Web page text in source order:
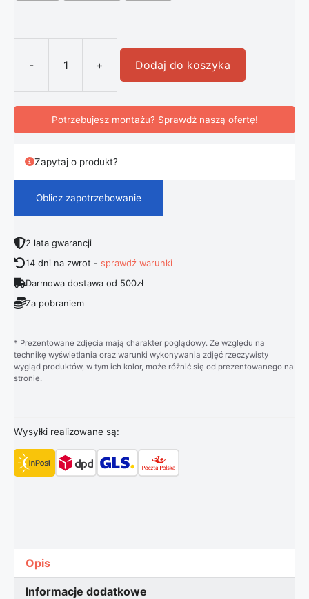
-
ilość Elegancka Lampa Ścienna
+ Dodaj do koszyka
Potrzebujesz montażu? Sprawdź naszą ofertę!
Zapytaj o produkt?
Oblicz zapotrzebowanie
2 lata gwarancji
14 dni na zwrot -sprawdź warunki
Darmowa dostawa od 500zł
Za pobraniem
* Prezentowane zdjęcia mają charakter poglądowy. Ze względu na
technikę wyświetlania oraz warunki wykonywania zdjęć rzeczywisty
wygląd produktów, w tym ich kolor, może różnić się od prezentowanego na
stronie.
Wysyłki realizowane są:
Opis
Informacje dodatkowe